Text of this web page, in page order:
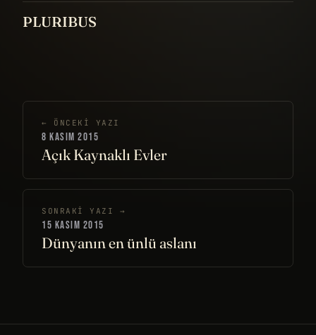
PLURIBUS
← ÖNCEKI YAZI
8 KASIM 2015
Açık Kaynaklı Evler
SONRAKI YAZI →
15 KASIM 2015
Dünyanın en ünlü aslanı